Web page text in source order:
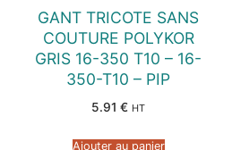
GANT TRICOTE SANS
COUTURE POLYKOR
GRIS 16-350 T10 – 16-
350-T10 – PIP
5.91€ HT
Ajouter au panier